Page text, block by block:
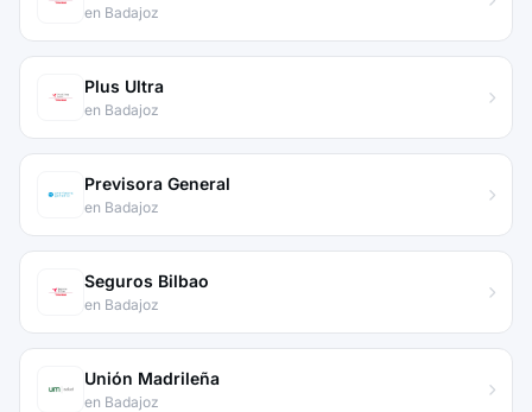
en Badajoz
Plus Ultra
en Badajoz
Previsora General
en Badajoz
Seguros Bilbao
en Badajoz
Unión Madrileña
en Badajoz